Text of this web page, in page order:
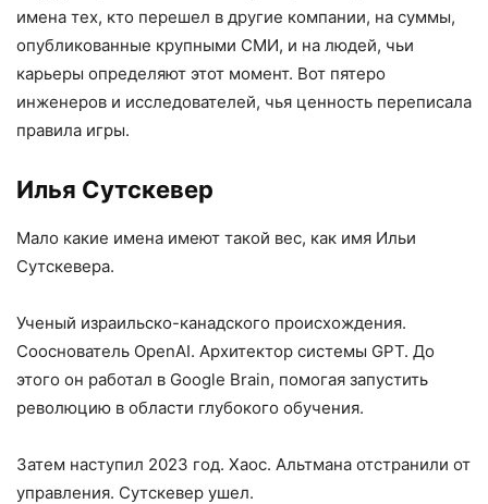
имена тех, кто перешел в другие компании, на суммы,
опубликованные крупными СМИ, и на людей, чьи
карьеры определяют этот момент. Вот пятеро
инженеров и исследователей, чья ценность переписала
правила игры.
Илья Сутскевер
Мало какие имена имеют такой вес, как имя Ильи
Сутскевера.
Ученый израильско-канадского происхождения.
Сооснователь OpenAI. Архитектор системы GPT. До
этого он работал в Google Brain, помогая запустить
революцию в области глубокого обучения.
Затем наступил 2023 год. Хаос. Альтмана отстранили от
управления. Сутскевер ушел.